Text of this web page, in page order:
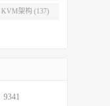
KVM架构 (137)
9341